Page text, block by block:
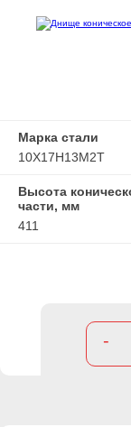
Марка стали
10Х17Н13М2Т
Высота
части, мм
411
-